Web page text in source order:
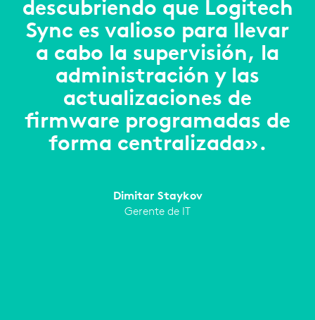
descubriendo que Logitech
Sync es valioso para llevar
a cabo la supervisión, la
administración y las
actualizaciones de
firmware programadas de
forma centralizada».
Dimitar Staykov
Gerente de IT